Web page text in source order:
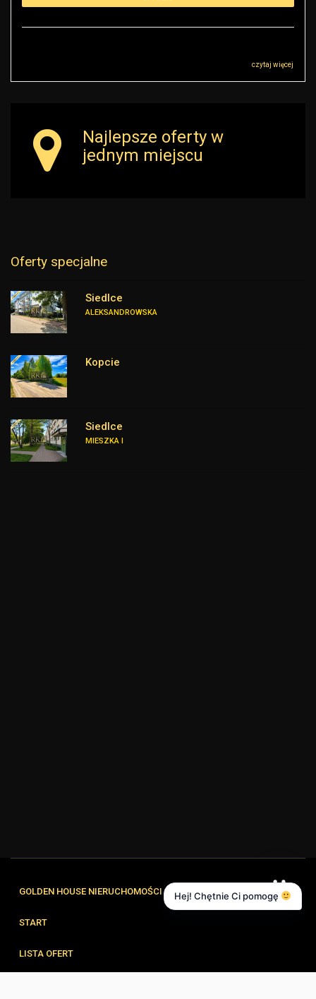
czytaj więcej
Najlepsze oferty w
jednym miejscu
Oferty specjalne
Siedlce
ALEKSANDROWSKA
Kopcie
Siedlce
MIESZKA I
GOLDEN HOUSE NIERUCHOMOŚCI
START
LISTA OFERT
Hej! Chętnie Ci pomogę